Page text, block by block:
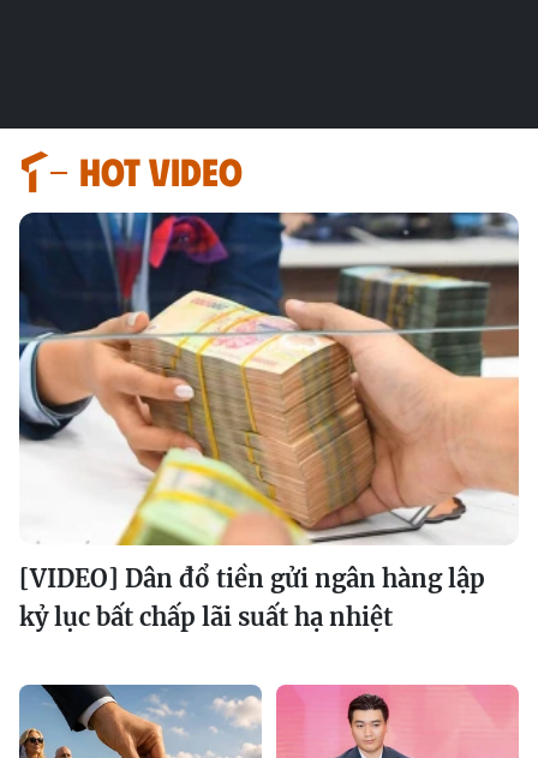
HOT VIDEO
[VIDEO] Dân đổ tiền gửi ngân hàng lập
kỷ lục bất chấp lãi suất hạ nhiệt